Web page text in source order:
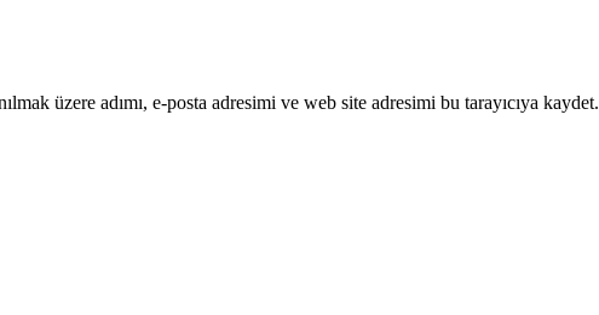
üzere adımı, e-posta adresimi ve web site adresimi bu tarayıcıya kaydet.